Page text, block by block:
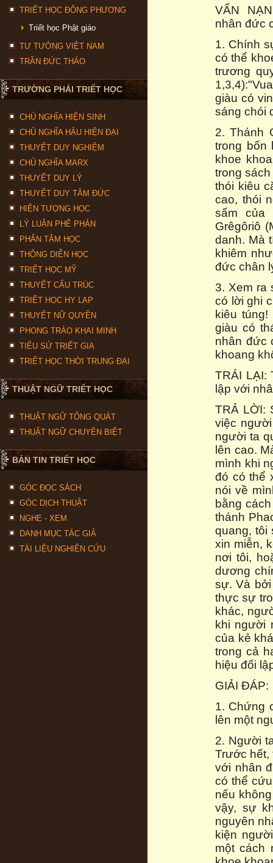
TRIẾT HỌC ĐÔNG PHƯƠNG
Triết học Phật giáo
TƯ TƯỞNG VIỆT NAM
TRẦN ĐỨC THẢO
TRƯỜNG PHÁI TRIẾT HỌC
CHỦ NGHĨA HIỆN SINH
CHỦ NGHĨA HẬU HIỆN ĐẠI
THUYẾT DUY NGHIỆM
CHỦ NGHĨA MARX
THUYẾT DUY LÝ
THUYẾT DUY TÂM ĐỨC
HIỆN TƯỢNG HỌC
LÝ LUẬN PHÊ PHÁN
PHÂN TÂM HỌC
THÔNG DIỄN HỌC
TRIẾT HỌC MỸ
THUYẾT CẤU TRÚC
TRIẾT HỌC HY LẠP
THUYẾT NỮ QUYỀN
PHONG TRÀO KHAI MINH
TIỂU SỬ TRIẾT GIA
TRIẾT HỌC THỜI TRUNG ĐẠI
THUẬT NGỮ TRIẾT HỌC
THUẬT NGỮ TỔNG QUÁT
THUẬT NGỮ CHUYÊN BIỆT
BẢN TIN TRIẾT HỌC
GÓC ĐỌC SÁCH
GÓC DỊCH THUẬT
NGHE - XEM
DANH MỤC TÁC GIẢ
TÀI LIỆU NGHIÊN CỨU
VẤN
nhân đức
1. Chính
có thể
trương
giàu có
sáng chói
2. Thánh
trong bốn
khoe
trong
thói kiêu
cao, thói
sấm của
Grêgôriô
danh. Mà
khiêm
đức chân
3. Xem ra
có lời ghi
kiêu
giàu có
nhân đức
khoang
TRÁI LẠI:
lập với
TRẢ LỜI:
việc
người ta
lên cao.
mình khi
đó có thể
nói về
bằng
thánh
quang, tôi
xin miễn,
nơi tôi,
dương
sự. Và
thực sự
khác,
khi người
của kẻ
trong cả
hiệu đối
GIẢI ĐÁP:
1. Chứng
lên một
2. Người
Trước hết,
với nhân
có thể
nếu
vậy, sự
nguyên
kiện
một cách